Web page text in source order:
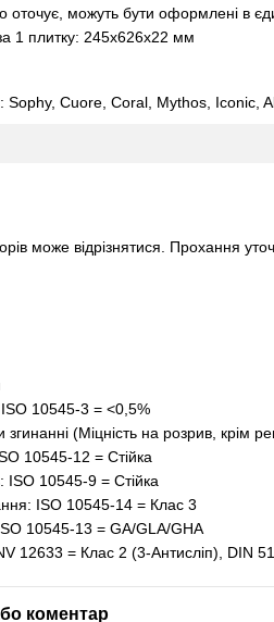
оточує, можуть бути оформлені в
1 плитку: 245х626х22 мм
Sophy, Cuore, Coral, Mythos, Iconic,
може відрізнятися. Прохання
10545-3 = <0,5%
згинанні (Міцність на розрив, крім
10545-12 = Стійка
ISO 10545-9 = Стійка
ISO 10545-14 = Клас 3
ISO 10545-13 = GA/GLA/GHA
12633 = Клас 2 (3-Антисліп), DIN
коментар